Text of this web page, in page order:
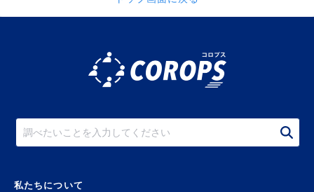
私たちについて